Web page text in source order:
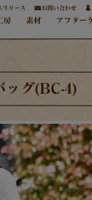
リリース お問い合わせ
房 素材 アフター
ッグ(BC-4)